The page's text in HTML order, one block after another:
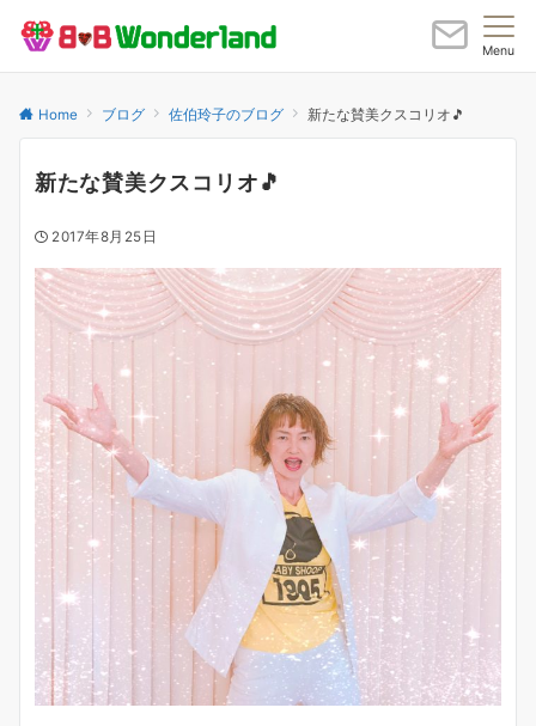
Menu
Home ブログ 佐伯玲子のブログ 新たな賛美クスコリオ🎵
新たな賛美クスコリオ🎵
2017年8月25日